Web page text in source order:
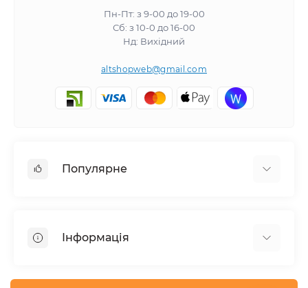
Пн-Пт: з 9-00 до 19-00
Сб: з 10-0 до 16-00
Нд: Вихідний
altshopweb@gmail.com
Популярне
Відпочинок, туризм
Товари для автомобілів
Інформація